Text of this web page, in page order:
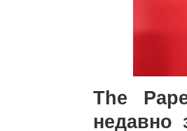
The
недавно